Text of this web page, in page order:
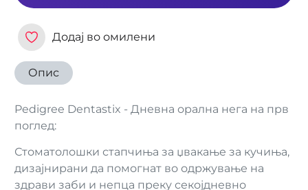
Додај во омилени
Опис
Pedigree Dentastix - Дневна орална нега на прв
поглед:
Стоматолошки стапчиња за џвакање за кучиња,
дизајнирани да помогнат во одржување на
здрави заби и непца преку секојдневно